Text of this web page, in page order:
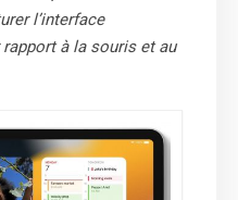
l’interface
à la souris et au